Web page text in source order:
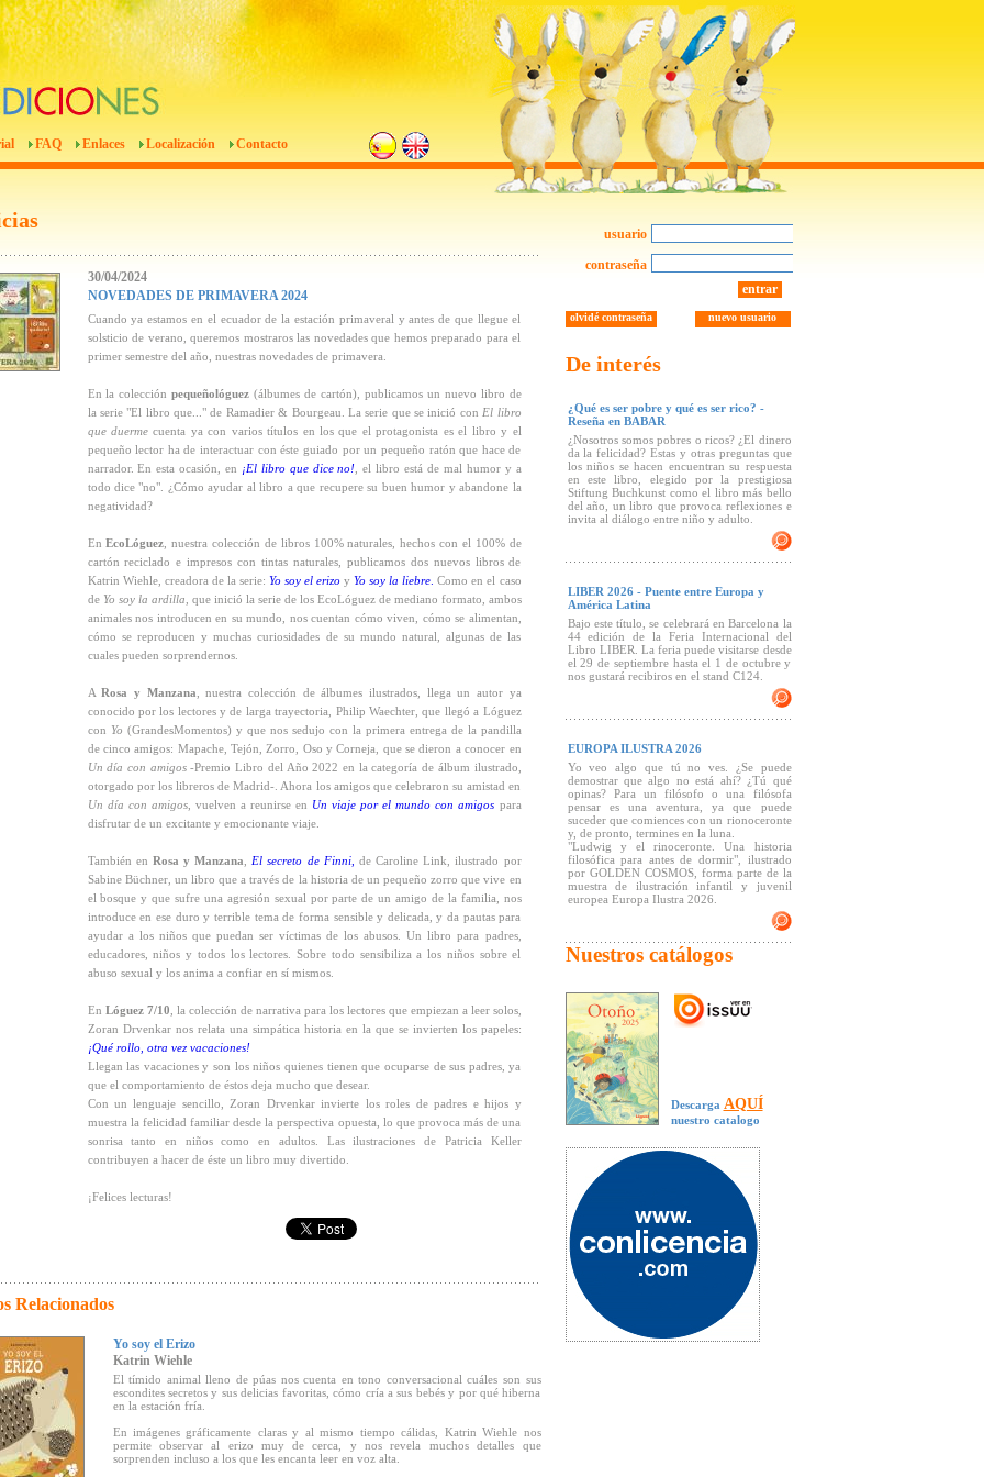
FAQ Enlaces Localización Contacto
30/04/2024
NOVEDADES DE PRIMAVERA 2024
Cuando ya estamos en el ecuador de la estación primaveral y antes de que llegue el
solsticio de verano, queremos mostraros las novedades que hemos preparado para el
primer semestre del año, nuestras novedades de primavera.
En la colecciónpequeñológuez (álbumes de cartón), publicamos un nuevo libro de
la serie "El libro que..." de Ramadier & Bourgeau. La serie que se inició con El libro
que duermecuenta ya con varios títulos en los que el protagonista es el libro y el
pequeño lector ha de interactuar con éste guiado por un pequeño ratón que hace de
narrador. En esta ocasión, en ¡El libro que dice no!
el libro está de mal humor y a
todo dice "no". ¿Cómo ayudar al libro a que recupere su buen humor y abandone la
negatividad?
EnEcoLóguez , nuestra colección de libros 100% naturales, hechos con el 100% de
cartón reciclado e impresos con tintas naturales, publicamos dos nuevos libros de
Katrin Wiehle, creadora de la serie: Yo soy el erizo yYo soy la liebre Como en el caso
de Yo soy la ardilla , que inició la serie de los EcoLóguez de mediano formato, ambos
animales nos introducen en su mundo, nos cuentan cómo viven, cómo se alimentan,
cómo se reproducen y muchas curiosidades de su mundo natural, algunas de las
cuales pueden sorprendernos.
ARosa y Manzana , nuestra colección de álbumes ilustrados, llega un autor ya
conocido por los lectores y de larga trayectoria, Philip Waechter, que llegó a Lóguez
con Yo (GrandesMomentos) y que nos sedujo con la primera entrega de la pandilla
de cinco amigos: Mapache, Tejón, Zorro, Oso y Corneja, que se dieron a conocer en
Un día con amigos-Premio Libro del Año 2022 en la categoría de álbum ilustrado,
otorgado por los libreros de Madrid-. Ahora los amigos que celebraron su amistad en
Un día con amigos, vuelven a reunirse en Un viaje por el mundo con amigos para
disfrutar de un excitante y emocionante viaje.
También en Rosa y Manzana El secreto de Finni, de Caroline Link, ilustrado por
Sabine Büchner, un libro que a través de la historia de un pequeño zorro que vive en
el bosque y que sufre una agresión sexual por parte de un amigo de la familia, nos
introduce en ese duro y terrible tema de forma sensible y delicada, y da pautas para
ayudar a los niños que puedan ser víctimas de los abusos. Un libro para padres,
educadores, niños y todos los lectores. Sobre todo sensibiliza a los niños sobre el
abuso sexual y los anima a confiar en sí mismos.
En Lóguez 7/10 , la colección de narrativa para los lectores que empiezan a leer solos,
Zoran Drvenkar nos relata una simpática historia en la que se invierten los papeles:
¡Qué rollo, otra vez vacaciones!
Llegan las vacaciones y son los niños quienes tienen que ocuparse de sus padres, ya
que el comportamiento de éstos deja mucho que desear.
Con un lenguaje sencillo, Zoran Drvenkar invierte los roles de padres e hijos y
muestra la felicidad familiar desde la perspectiva opuesta, lo que provoca más de una
sonrisa tanto en niños como en adultos. Las ilustraciones de Patricia Keller
contribuyen a hacer de éste un libro muy divertido.
¡Felices lecturas!
Relacionados
Yo soy el Erizo
Katrin Wiehle
El tímido animal lleno de púas nos cuenta en tono conversacional cuáles son sus
escondites secretos y sus delicias favoritas, cómo cría a sus bebés y por qué hiberna
en la estación fría.
En imágenes gráficamente claras y al mismo tiempo cálidas, Katrin Wiehle nos
permite observar al erizo muy de cerca, y nos revela muchos detalles que
sorprenden incluso a los que les encanta leer en voz alta.
usuario
contraseña
entrar
nuevo usuario
olvidé contraseña
De interés
¿Qué es ser pobre y qué es ser rico? -
Reseña en BABAR
¿Nosotros somos pobres o ricos? ¿El dinero
da la felicidad? Estas y otras preguntas que
los niños se hacen encuentran su respuesta
en este libro, elegido por la prestigiosa
Stiftung Buchkunst como el libro más bello
del año, un libro que provoca reflexiones e
invita al diálogo entre niño y adulto.
LIBER 2026 - Puente entre Europa y
América Latina
Bajo este título, se celebrará en Barcelona la
44 edición de la Feria Internacional del
Libro LIBER. La feria puede visitarse desde
el 29 de septiembre hasta el 1 de octubre y
nos gustará recibiros en el stand C124.
EUROPA ILUSTRA 2026
Yo veo algo que tú no ves. ¿Se puede
demostrar que algo no está ahí? ¿Tú qué
opinas? Para un filósofo o una filósofa
pensar es una aventura, ya que puede
suceder que comiences con un rionoceronte
y, de pronto, termines en la luna.
"Ludwig y el rinoceronte. Una historia
filosófica para antes de dormir", ilustrado
por GOLDEN COSMOS, forma parte de la
muestra de ilustración infantil y juvenil
europea Europa Ilustra 2026.
Nuestros catálogos
Descarga AQUÍ
nuestro catalogo